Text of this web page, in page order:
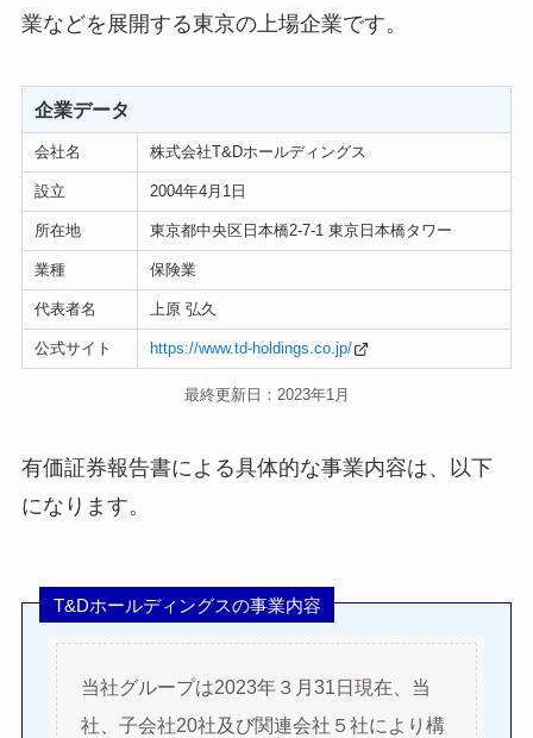
業などを展開する東京の上場企業です。
企業データ
会社名 株式会社T&Dホールディングス
設立 2004年4月1日
所在地 東京都中央区日本橋2-7-1 東京日本橋タワー
業種 保険業
代表者名 上原 弘久
公式サイト https://www.td-holdings.co.jp/
最終更新日：2023年1月
有価証券報告書による具体的な事業内容は、以下
になります。
T&Dホールディングスの事業内容
当社グループは2023年３月31日現在、当
社、子会社20社及び関連会社５社により構